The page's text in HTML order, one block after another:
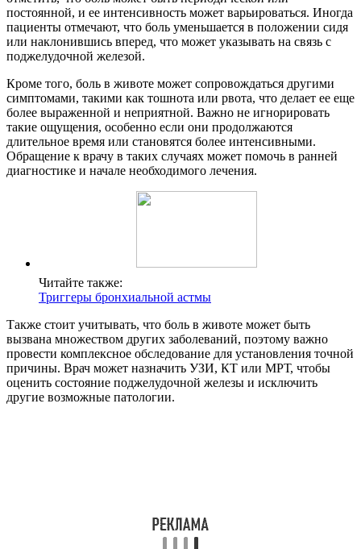
постоянной, и ее интенсивность может варьироваться. Иногда
пациенты отмечают, что боль уменьшается в положении сидя
или наклонившись вперед, что может указывать на связь с
поджелудочной железой.
Кроме того, боль в животе может сопровождаться другими
симптомами, такими как тошнота или рвота, что делает ее еще
более выраженной и неприятной. Важно не игнорировать
такие ощущения, особенно если они продолжаются
длительное время или становятся более интенсивными.
Обращение к врачу в таких случаях может помочь в ранней
диагностике и начале необходимого лечения.
Читайте также:
Триггеры бронхиальной астмы
Также стоит учитывать, что боль в животе может быть
вызвана множеством других заболеваний, поэтому важно
провести комплексное обследование для установления точной
причины. Врач может назначить УЗИ, КТ или МРТ, чтобы
оценить состояние поджелудочной железы и исключить
другие возможные патологии.